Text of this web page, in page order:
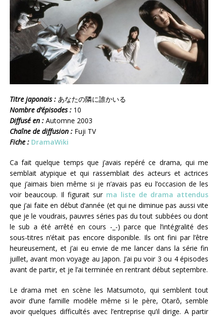
Titre japonais : あなたの隣に誰かいる
Nombre d’épisodes : 10
Diffusé en : Automne 2003
Chaîne de diffusion : Fuji TV
Fiche : DramaWiki
Ca fait quelque temps que j’avais repéré ce drama, qui me
semblait atypique et qui rassemblait des acteurs et actrices
que j’aimais bien même si je n’avais pas eu l’occasion de les
voir beaucoup. Il figurait sur ma liste de drama attendus
que j’ai faite en début d’année (et qui ne diminue pas aussi vite
que je le voudrais, pauvres séries pas du tout subbées ou dont
le sub a été arrêté en cours -_-) parce que l’intégralité des
sous-titres n’était pas encore disponible. Ils ont fini par l’être
heureusement, et j’ai eu envie de me lancer dans la série fin
juillet, avant mon voyage au Japon. J’ai pu voir 3 ou 4 épisodes
avant de partir, et je l’ai terminée en rentrant début septembre.
Le drama met en scène les Matsumoto, qui semblent tout
avoir d’une famille modèle même si le père, Otarô, semble
avoir quelques difficultés avec l’entreprise qu’il dirige. A partir